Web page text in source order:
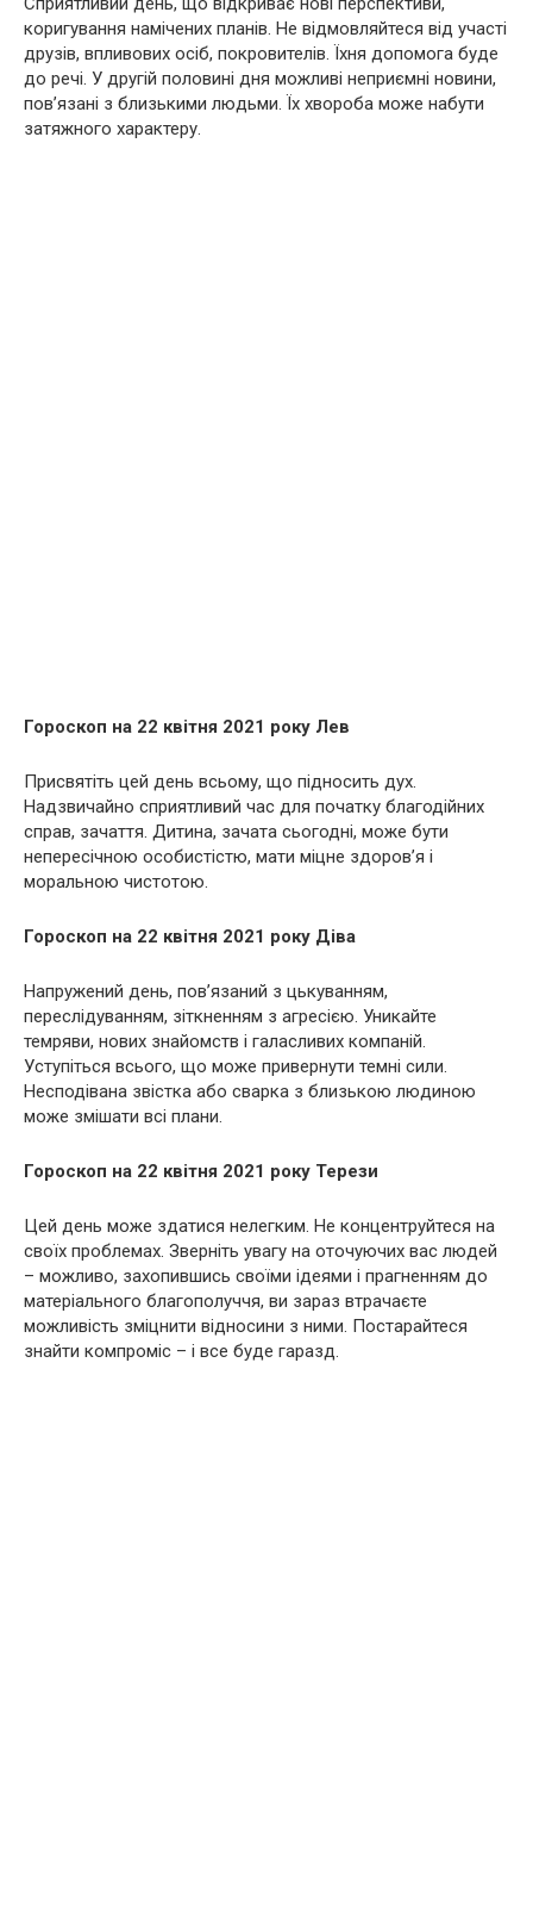
коригування намічених планів. Не відмовляйтеся від участі
друзів, впливових осіб, покровителів. Їхня допомога буде
до речі. У другій половині дня можливі неприємні новини,
пов’язані з близькими людьми. Їх хвороба може набути
затяжного характеру.
Гороскоп на 22 квітня 2021 року Лев
Присвятіть цей день всьому, що підносить дух.
Надзвичайно сприятливий час для початку благодійних
справ, зачаття. Дитина, зачата сьогодні, може бути
непересічною особистістю, мати міцне здоров’я і
моральною чистотою.
Гороскоп на 22 квітня 2021 року Діва
Напружений день, пов’язаний з цькуванням,
переслідуванням, зіткненням з агресією. Уникайте
темряви, нових знайомств і галасливих компаній.
Уступіться всього, що може привернути темні сили.
Несподівана звістка або сварка з близькою людиною
може змішати всі плани.
Гороскоп на 22 квітня 2021 року Терези
Цей день може здатися нелегким. Не концентруйтеся на
своїх проблемах. Зверніть увагу на оточуючих вас людей
– можливо, захопившись своїми ідеями і прагненням до
матеріального благополуччя, ви зараз втрачаєте
можливість зміцнити відносини з ними. Постарайтеся
знайти компроміс – і все буде гаразд.